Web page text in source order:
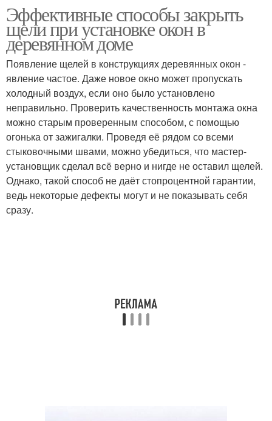
Эффективные способы закрыть
щели при установке окон в
деревянном доме
Появление щелей в конструкциях деревянных окон -
явление частое. Даже новое окно может пропускать
холодный воздух, если оно было установлено
неправильно. Проверить качественность монтажа окна
можно старым проверенным способом, с помощью
огонька от зажигалки. Проведя её рядом со всеми
стыковочными швами, можно убедиться, что мастер-
установщик сделал всё верно и нигде не оставил щелей.
Однако, такой способ не даёт стопроцентной гарантии,
ведь некоторые дефекты могут и не показывать себя
сразу.